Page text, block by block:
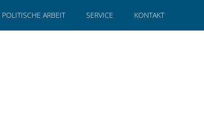
POLITISCHE ARBEIT SERVICE KONTAKT